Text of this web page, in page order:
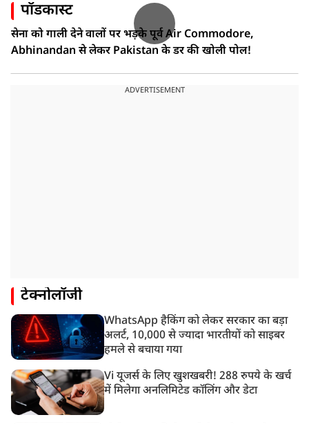
पॉडकास्ट
सेना को गाली देने वालों पर भड़के पूर्व Air Commodore,
Abhinandan से लेकर Pakistan के डर की खोली पोल!
ADVERTISEMENT
टेक्नोलॉजी
WhatsApp हैकिंग को लेकर सरकार का बड़ा
अलर्ट, 10,000 से ज्यादा भारतीयों को साइबर
हमले से बचाया गया
Vi यूजर्स के लिए खुशखबरी! 288 रुपये के खर्च
में मिलेगा अनलिमिटेड कॉलिंग और डेटा